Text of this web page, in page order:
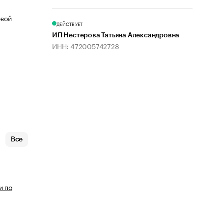
Все
по
ДЕЙСТВУЕТ
ИП Нестерова Татьяна Александровна
ИНН: 472005742728